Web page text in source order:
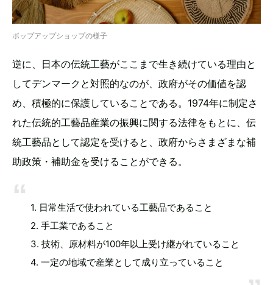
ポップアップショップの様子
逆に、日本の伝統工藝がここまで生き続けている理由と
してデンマークと対照的なのが、政府がその価値を認
め、積極的に保護していることである。1974年に制定さ
れた伝統的工藝品産業の振興に関する法律をもとに、伝
統工藝品として認定を受けると、政府からさまざまな補
助政策・補助金を受けることができる。
1. 日常生活で使われている工藝品であること
2. 手工業であること
3. 技術、原材料が100年以上受け継がれていること
4. 一定の地域で産業として成り立っていること